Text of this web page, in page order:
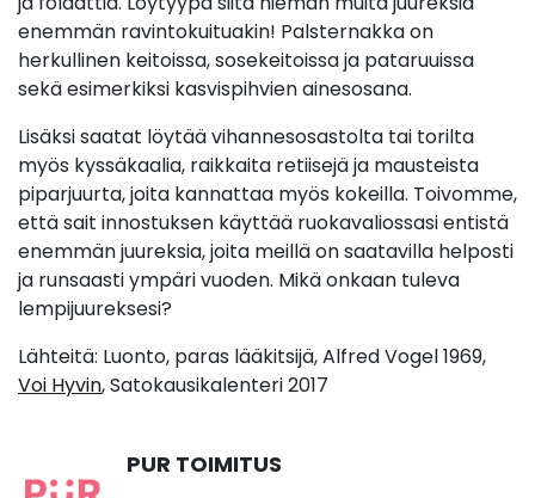
enemmän ravintokuituakin! Palsternakka on
herkullinen keitoissa, sosekeitoissa ja pataruuissa
sekä esimerkiksi kasvispihvien ainesosana.
Lisäksi saatat löytää vihannesosastolta tai torilta
myös kyssäkaalia, raikkaita retiisejä ja mausteista
piparjuurta, joita kannattaa myös kokeilla. Toivomme,
että sait innostuksen käyttää ruokavaliossasi entistä
enemmän juureksia, joita meillä on saatavilla helposti
ja runsaasti ympäri vuoden. Mikä onkaan tuleva
lempijuureksesi?
Lähteitä: Luonto, paras lääkitsijä, Alfred Vogel 1969,
Voi Hyvin, Satokausikalenteri 2017
PUR TOIMITUS